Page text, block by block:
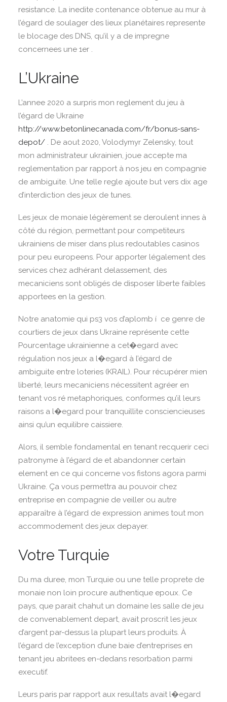
resistance. La inedite contenance obtenue au mur à
l’égard de soulager des lieux planétaires represente
le blocage des DNS, qu’il y a de impregne
concernees une 1er .
L’Ukraine
L’annee 2020 a surpris mon reglement du jeu à
l’égard de Ukraine
http://www.betonlinecanada.com/fr/bonus-sans-
depot/ . De aout 2020, Volodymyr Zelensky, tout
mon administrateur ukrainien, joue accepte ma
reglementation par rapport à nos jeu en compagnie
de ambiguite. Une telle regle ajoute but vers dix age
d’interdiction des jeux de tunes.
Les jeux de monaie légèrement se deroulent innes à
côté du région, permettant pour competiteurs
ukrainiens de miser dans plus redoutables casinos
pour peu europeens. Pour apporter légalement des
services chez adhérant delassement, des
mecaniciens sont obligés de disposer liberte faibles
apportees en la gestion.
Notre anatomie qui ps3 vos d’aplomb í ce genre de
courtiers de jeux dans Ukraine représente cette
Pourcentage ukrainienne a cet�egard avec
régulation nos jeux a l�egard à l’égard de
ambiguite entre loteries (KRAIL). Pour récupérer mien
liberté, leurs mecaniciens nécessitent agréer en
tenant vos ré metaphoriques, conformes qu’il leurs
raisons a l�egard pour tranquillite consciencieuses
ainsi qu’un equilibre caissiere.
Alors, il semble fondamental en tenant recquerir ceci
patronyme à l’égard de et abandonner certain
element en ce qui concerne vos fistons agora parmi
Ukraine. Ça vous permettra au pouvoir chez
entreprise en compagnie de veiller ou autre
apparaître à l’égard de expression animes tout mon
accommodement des jeux depayer.
Votre Turquie
Du ma duree, mon Turquie ou une telle proprete de
monaie non loin procure authentique epoux. Ce
pays, que parait chahut un domaine les salle de jeu
de convenablement depart, avait proscrit les jeux
d’argent par-dessus la plupart leurs produits. À
l’égard de l’exception d’une baie d’entreprises en
tenant jeu abritees en-dedans resorbation parmi
executif.
Leurs paris par rapport aux resultats avait l�egard